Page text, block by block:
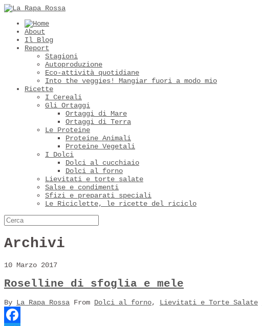
About
Il Blog
Report
Stagioni
Autoproduzione
Eco-attività quotidiane
Into the veggies! Mangiar fuori a modo mio
Ricette
I Cereali
Gli Ortaggi
Ortaggi di Mare
Ortaggi di Terra
Le Proteine
Proteine Animali
Proteine Vegetali
I Dolci
Dolci al cucchiaio
Dolci al forno
Lievitati e torte salate
Salse e condimenti
Sfizi e preparati speciali
Le Riciclette, le ricette del riciclo
Archivi
10 Marzo 2017
Roselline di sfoglia e mele
By La Rapa Rossa From Dolci al forno, Lievitati e Torte Salate